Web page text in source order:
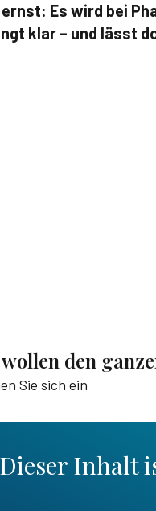
Es wird bei
klar – und lässt
wollen den
Sie sich ein
Dieser Inhalt